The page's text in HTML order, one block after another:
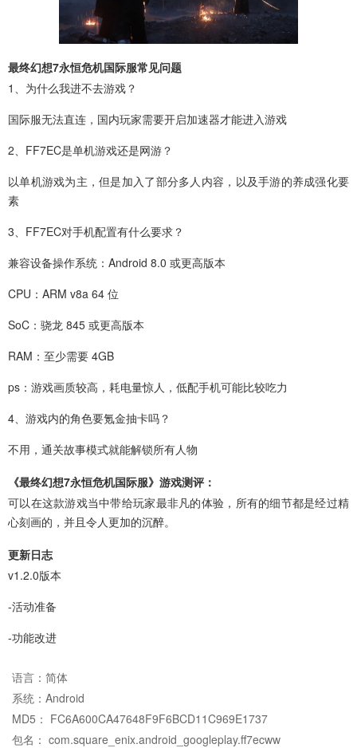
最终幻想7永恒危机国际服常见问题
1、为什么我进不去游戏？
国际服无法直连，国内玩家需要开启加速器才能进入游戏
2、FF7EC是单机游戏还是网游？
以单机游戏为主，但是加入了部分多人内容，以及手游的养成强化要
素
3、FF7EC对手机配置有什么要求？
兼容设备操作系统：Android 8.0 或更高版本
CPU：ARM v8a 64 位
SoC：骁龙 845 或更高版本
RAM：至少需要 4GB
ps：游戏画质较高，耗电量惊人，低配手机可能比较吃力
4、游戏内的角色要氪金抽卡吗？
不用，通关故事模式就能解锁所有人物
《最终幻想7永恒危机国际服》游戏测评：
可以在这款游戏当中带给玩家最非凡的体验，所有的细节都是经过精
心刻画的，并且令人更加的沉醉。
更新日志
v1.2.0版本
-活动准备
-功能改进
语言： 简体
系统： Android
MD5： FC6A600CA47648F9F6BCD11C969E1737
包名： com.square_enix.android_googleplay.ff7ecww